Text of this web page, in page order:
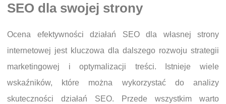
SEO dla swojej strony
Ocena efektywności działań SEO dla własnej strony
internetowej jest kluczowa dla dalszego rozwoju strategii
marketingowej i optymalizacji treści. Istnieje wiele
wskaźników, które można wykorzystać do analizy
skuteczności działań SEO. Przede wszystkim warto